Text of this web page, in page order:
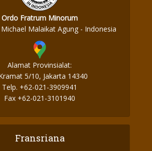
Ordo Fratrum Minorum
Malaikat Agung - Indonesia
Alamat Provinsialat:
5/10, Jakarta 14340
Telp. +62-021-3909941
Fax +62-021-3101940
Fransriana